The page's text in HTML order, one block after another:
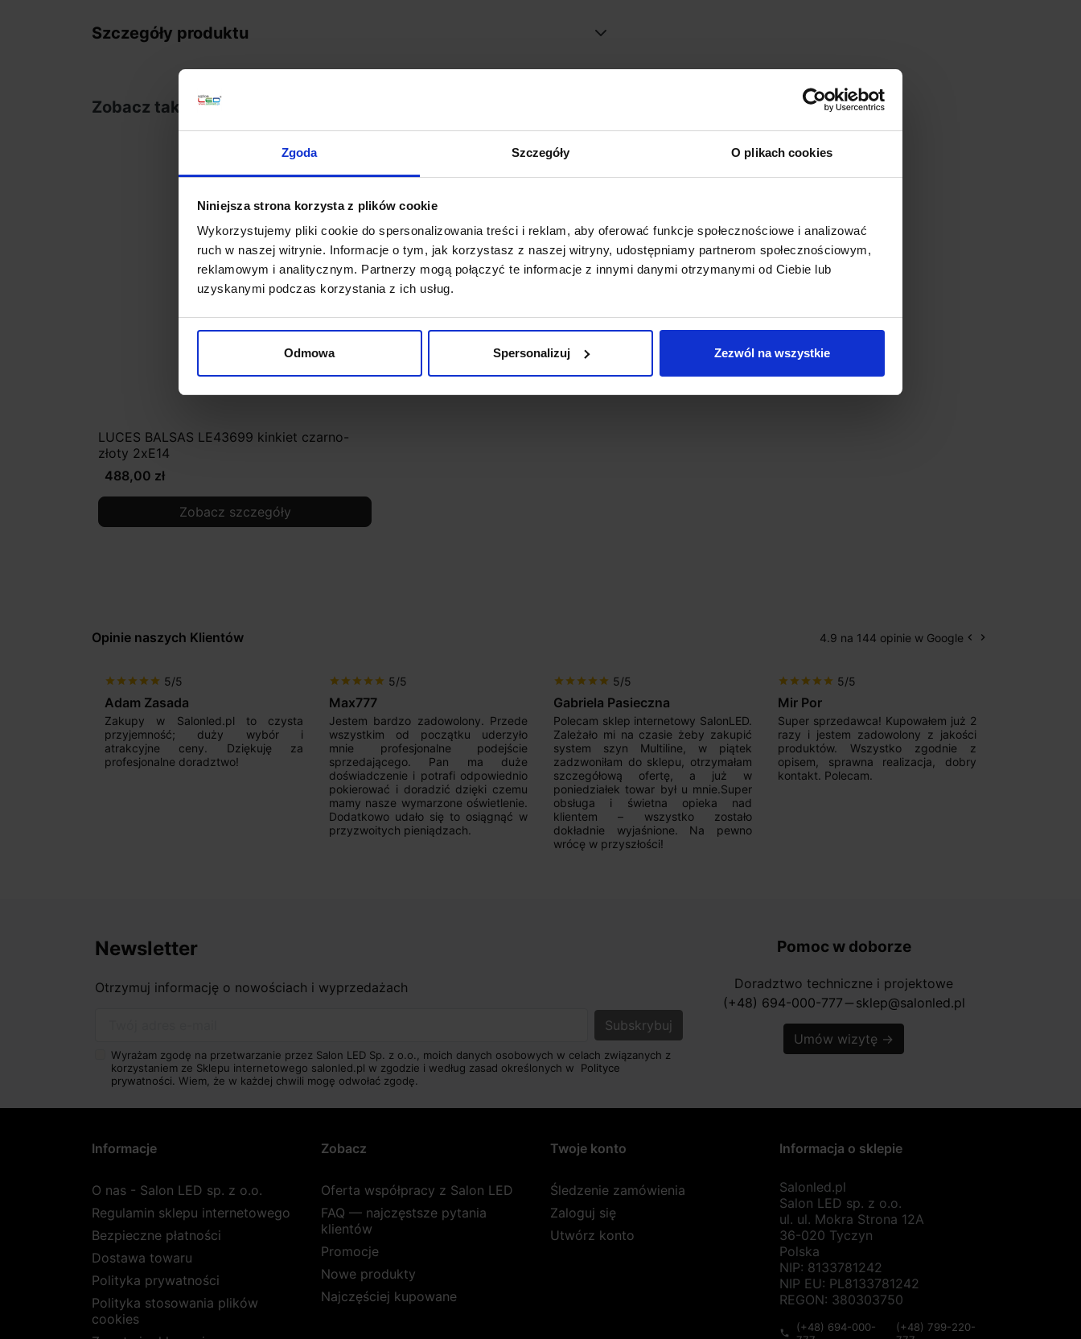
Zgoda Szczegóły O plikach cookies
Niniejsza strona korzysta z plików cookie
Wykorzystujemy pliki cookie do spersonalizowania treści i reklam, aby oferować funkcje społecznościowe i analizować
ruch w naszej witrynie. Informacje o tym, jak korzystasz z naszej witryny, udostępniamy partnerom społecznościowym,
reklamowym i analitycznym. Partnerzy mogą połączyć te informacje z innymi danymi otrzymanymi od Ciebie lub
uzyskanymi podczas korzystania z ich usług.
Odmowa Spersonalizuj Zezwól na wszystkie
Szczegóły produktu
Zobacz także
LUCES BALSAS LE43699 kinkiet czarno-
złoty 2xE14
488,00 zł
Zobacz szczegóły
Opinie naszych Klientów 4.9 na 144 opinie w Google Poprzedni
keyboard_arrow_left Następny
keyboard_arrow_right
star star star star star 5/5
Adam Zasada
Zakupy w Salonled.pl to czysta
przyjemność; duży wybór i
atrakcyjne ceny. Dziękuję za
profesjonalne doradztwo!
star star star star star 5/5
Max777
Jestem bardzo zadowolony. Przede
wszystkim od początku uderzyło
mnie profesjonalne podejście
sprzedającego. Pan ma duże
doświadczenie i potrafi odpowiednio
pokierować i doradzić dzięki czemu
mamy nasze wymarzone oświetlenie.
Dodatkowo udało się to osiągnąć w
przyzwoitych pieniądzach.
star star star star star 5/5
Gabriela Pasieczna
Polecam sklep internetowy SalonLED.
Zależało mi na czasie żeby zakupić
system szyn Multiline, w piątek
zadzwoniłam do sklepu, otrzymałam
szczegółową ofertę, a już w
poniedziałek towar był u mnie.Super
obsługa i świetna opieka nad
klientem – wszystko zostało
dokładnie wyjaśnione. Na pewno
wrócę w przyszłości!
star star star star star 5/5
Mir Por
Super sprzedawca! Kupowałem już 2
razy i jestem zadowolony z jakości
produktów. Wszystko zgodnie z
opisem, sprawna realizacja, dobry
kontakt. Polecam.
Newsletter
Otrzymuj informację o nowościach i wyprzedażach
Wyrażam zgodę na przetwarzanie przez Salon LED Sp. z o.o., moich danych osobowych w celach związanych z
korzystaniem ze Sklepu internetowego salonled.pl w zgodzie i według zasad określonych w Polityce
prywatności. Wiem, że w każdej chwili mogę odwołać zgodę.
Pomoc w doborze
Doradztwo techniczne i projektowe
(+48) 694-000-777 horizontal_rule sklep@salonled.pl
Umów wizytę →
Informacje
O nas - Salon LED sp. z o.o.
Regulamin sklepu internetowego
Bezpieczne płatności
Dostawa towaru
Polityka prywatności
Polityka stosowania plików
cookies
Zobacz
Oferta współpracy z Salon LED
FAQ — najczęstsze pytania
klientów
Promocje
Nowe produkty
Najczęściej kupowane
Twoje konto
Śledzenie zamówienia
Zaloguj się
Utwórz konto
Informacja o sklepie
Salonled.pl
Salon LED sp. z o.o.
ul. ul. Mokra Strona 12A
36-020 Tyczyn
Polska
NIP: 8133781242
NIP EU: PL8133781242
REGON: 380303750
phone
(+48) 694-000-
(+48) 799-220-